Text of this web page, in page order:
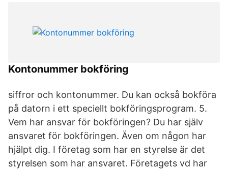
Kontonummer bokföring
siffror och kontonummer. Du kan också bokföra
på datorn i ett speciellt bokföringsprogram. 5.
Vem har ansvar för bokföringen? Du har själv
ansvaret för bokföringen. Även om någon har
hjälpt dig. I företag som har en styrelse är det
styrelsen som har ansvaret. Företagets vd har